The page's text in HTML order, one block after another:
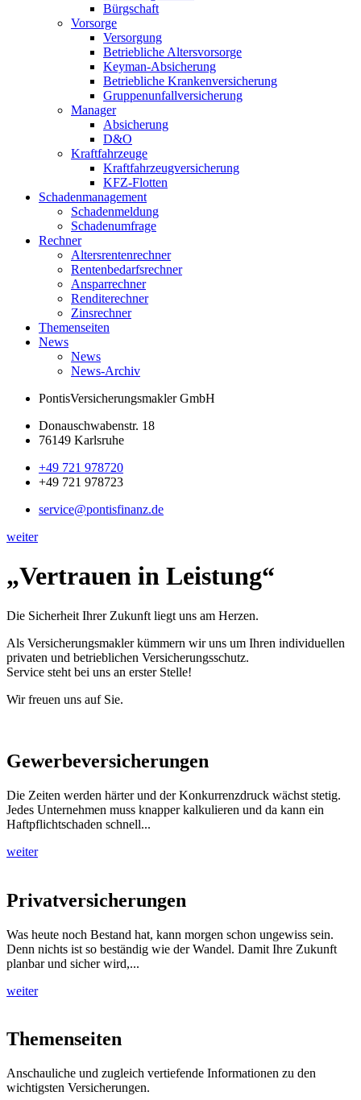
Bürgschaft
Vorsorge
Versorgung
Betriebliche Altersvorsorge
Keyman-Absicherung
Betriebliche Krankenversicherung
Gruppenunfallversicherung
Manager
Absicherung
D&O
Kraftfahrzeuge
Kraftfahrzeugversicherung
KFZ-Flotten
Schadenmanagement
Schadenmeldung
Schadenumfrage
Rechner
Altersrentenrechner
Rentenbedarfsrechner
Ansparrechner
Renditerechner
Zinsrechner
Themenseiten
News
News
News-Archiv
PontisVersicherungsmakler GmbH
Donauschwabenstr. 18
76149 Karlsruhe
+49 721 978720
+49 721 978723
service@pontisfinanz.de
weiter
„Vertrauen in Leistung“
Die Sicherheit Ihrer Zukunft liegt uns am Herzen.
Als Versicherungsmakler kümmern wir uns um Ihren individuellen
privaten und betrieblichen Versicherungsschutz.
Service steht bei uns an erster Stelle!
Wir freuen uns auf Sie.
Gewerbeversicherungen
Die Zeiten werden härter und der Konkurrenzdruck wächst stetig.
Jedes Unternehmen muss knapper kalkulieren und da kann ein
Haftpflichtschaden schnell...
weiter
Privatversicherungen
Was heute noch Bestand hat, kann morgen schon ungewiss sein.
Denn nichts ist so beständig wie der Wandel. Damit Ihre Zukunft
planbar und sicher wird,...
weiter
Themenseiten
Anschauliche und zugleich vertiefende Informationen zu den
wichtigsten Versicherungen.